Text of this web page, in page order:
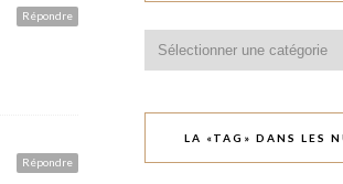
Répondre
Répondre
LA «TAG» DANS LES